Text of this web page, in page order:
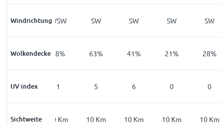
Windrichtung
WSW WSW SW SW SW SW
Wolkendecke
50% 68% 63% 41% 21% 28%
UV index
0 1 5 6 0 0
Sichtweite
10Km 10 Km 10 Km 10 Km 10 Km 10 Km